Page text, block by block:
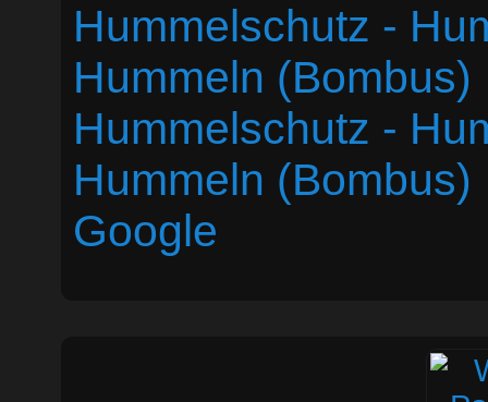
Hummelschutz -
Hummeln (Bombus)
Hummelschutz -
Hummeln (Bombus)
Google